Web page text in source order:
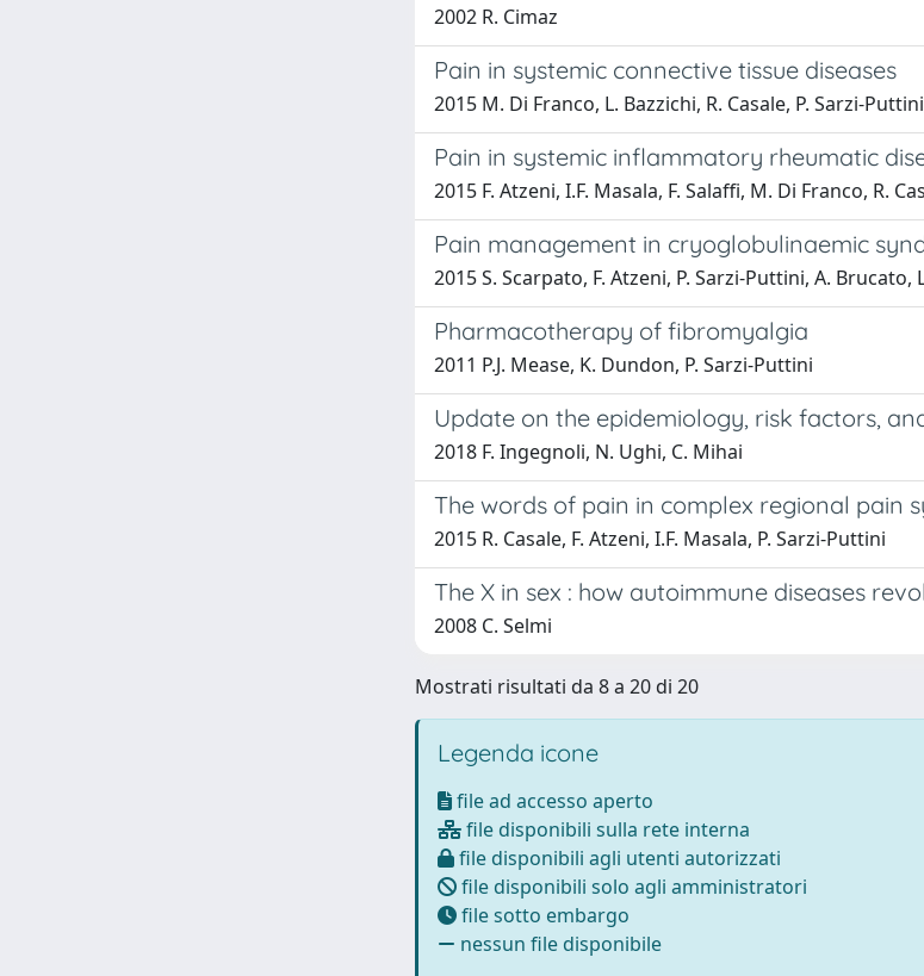
2002 R. Cimaz
Pain in systemic connective tissue diseases
2015 M. Di Franco, L. Bazzichi, R. Casale, P. Sarzi-
Pain in systemic inflammatory rheumatic
2015 F. Atzeni, I.F. Masala, F. Salaffi, M. Di Franco, R.
Pain management in cryoglobulinaemic
2015 S. Scarpato, F. Atzeni, P. Sarzi-Puttini, A.
Pharmacotherapy of fibromyalgia
2011 P.J. Mease, K. Dundon, P. Sarzi-Puttini
Update on the epidemiology, risk factors,
2018 F. Ingegnoli, N. Ughi, C. Mihai
The words of pain in complex regional pain
2015 R. Casale, F. Atzeni, I.F. Masala, P. Sarzi-Puttini
The X in sex : how autoimmune diseases
2008 C. Selmi
Mostrati risultati da 8 a 20 di 20
Legenda icone
file ad accesso aperto
file disponibili sulla rete interna
file disponibili agli utenti autorizzati
file disponibili solo agli amministratori
file sotto embargo
nessun file disponibile